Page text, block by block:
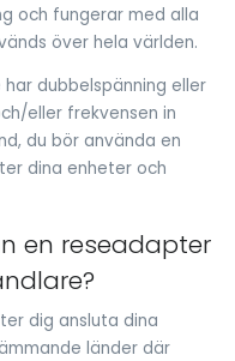
och fungerar med alla
över hela världen.
dubbelspänning eller
eller frekvensen in
du bör använda en
dina enheter och
en reseadapter
dig ansluta dina
länder där